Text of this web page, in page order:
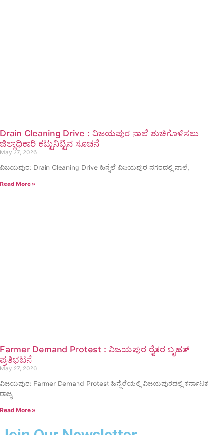
Drain Cleaning Drive : ವಿಜಯಪುರ ನಾಲೆ ಶುಚಿಗೊಳಿಸಲು
ಜಿಲ್ಲಾಧಿಕಾರಿ ಕಟ್ಟುನಿಟ್ಟಿನ ಸೂಚನೆ
May 27, 2026
ವಿಜಯಪುರ: Drain Cleaning Drive ಹಿನ್ನೆಲೆ ವಿಜಯಪುರ ನಗರದಲ್ಲಿ ನಾಲೆ,
Read More »
Farmer Demand Protest : ವಿಜಯಪುರ ರೈತರ ಬೃಹತ್
ಪ್ರತಿಭಟನೆ
May 27, 2026
ವಿಜಯಪುರ: Farmer Demand Protest ಹಿನ್ನೆಲೆಯಲ್ಲಿ ವಿಜಯಪುರದಲ್ಲಿ ಕರ್ನಾಟಕ
ರಾಜ್ಯ
Read More »